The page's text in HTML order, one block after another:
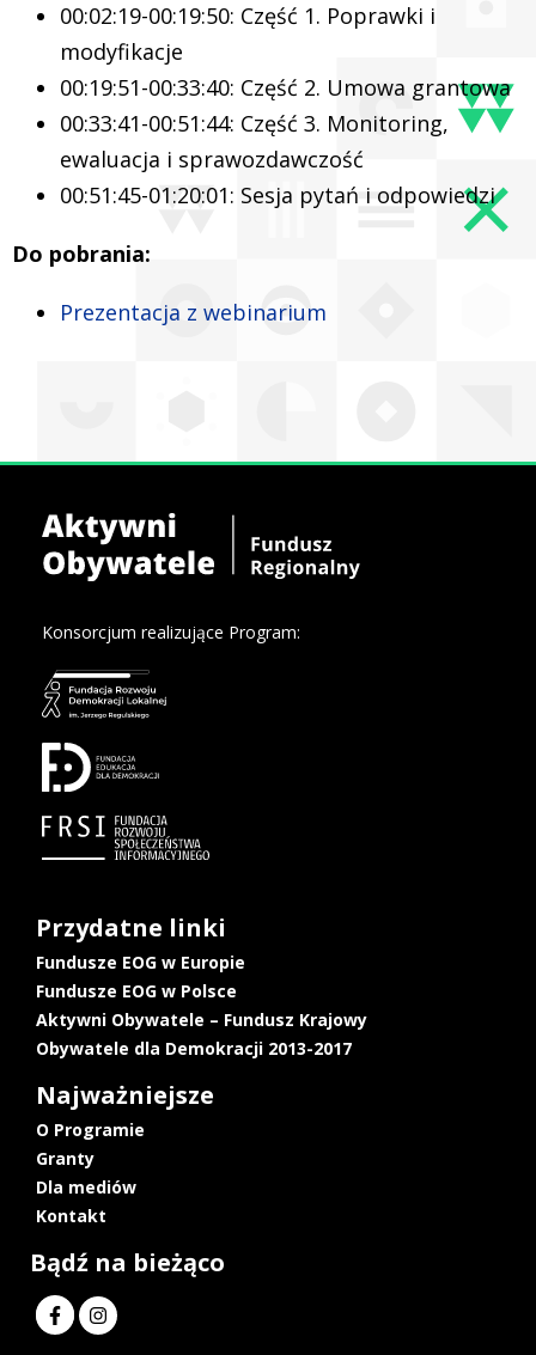
00:02:19-00:19:50: Część 1. Poprawki i
modyfikacje
00:19:51-00:33:40: Część 2. Umowa grantowa
00:33:41-00:51:44: Część 3. Monitoring,
ewaluacja i sprawozdawczość
00:51:45-01:20:01: Sesja pytań i odpowiedzi
Do pobrania:
Prezentacja z webinarium
Konsorcjum realizujące Program:
Przydatne linki
Fundusze EOG w Europie
Fundusze EOG w Polsce
Aktywni Obywatele – Fundusz Krajowy
Obywatele dla Demokracji 2013-2017
Najważniejsze
O Programie
Granty
Dla mediów
Kontakt
Bądź na bieżąco